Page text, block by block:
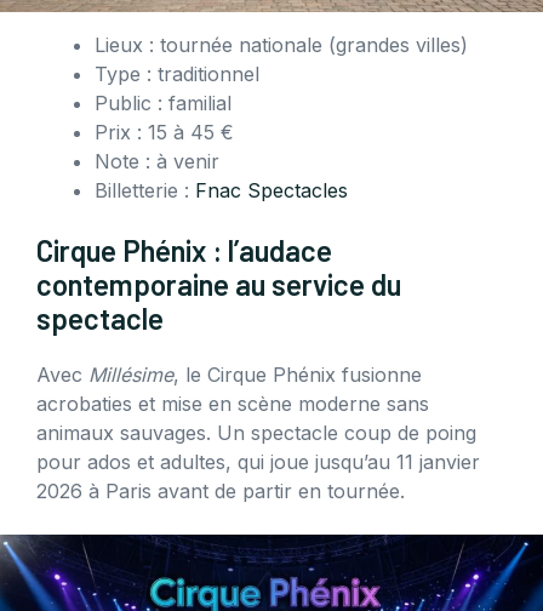
Lieux : tournée nationale (grandes villes)
Type : traditionnel
Public : familial
Prix : 15 à 45 €
Note : à venir
Billetterie : Fnac Spectacles
Cirque Phénix : l’audace
contemporaine au service du
spectacle
Avec Millésime, le Cirque Phénix fusionne
acrobaties et mise en scène moderne sans
animaux sauvages. Un spectacle coup de poing
pour ados et adultes, qui joue jusqu’au 11 janvier
2026 à Paris avant de partir en tournée.